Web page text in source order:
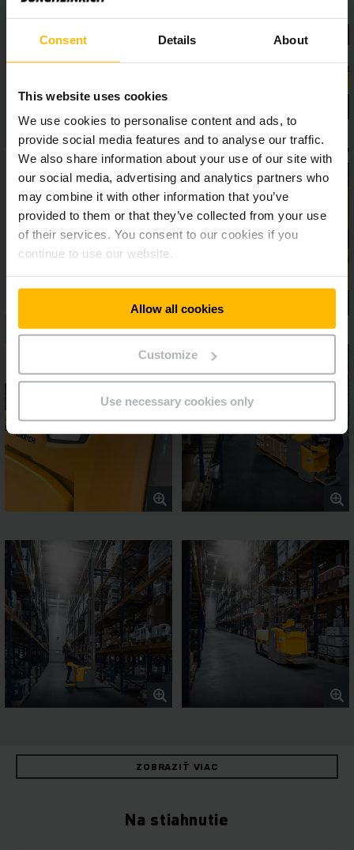
Consent Details About
This website uses cookies
We use cookies to personalise content and ads, to
provide social media features and to analyse our traffic.
We also share information about your use of our site with
our social media, advertising and analytics partners who
may combine it with other information that you’ve
provided to them or that they’ve collected from your use
of their services. You consent to our cookies if you
continue to use our website.
Allow all cookies
Customize
Use necessary cookies only
každodennej práci v sklade.
ZOBRAZIŤ VIAC
Na stiahnutie